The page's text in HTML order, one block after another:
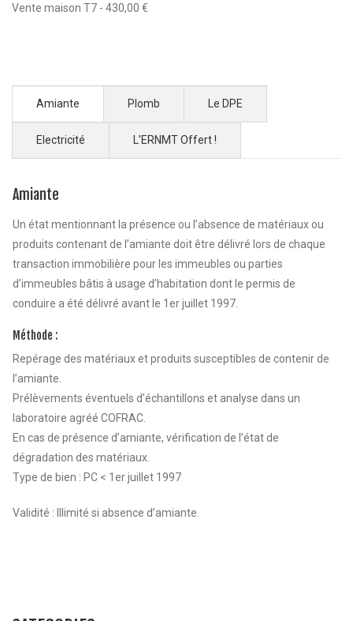
Vente maison T7 - 430,00 €
Amiante Plomb Le DPE
Electricité L'ERNMT Offert !
Amiante
Un état mentionnant la présence ou l’absence de matériaux ou
produits contenant de l’amiante doit être délivré lors de chaque
transaction immobilière pour les immeubles ou parties
d’immeubles bâtis à usage d’habitation dont le permis de
conduire a été délivré avant le 1er juillet 1997.
Méthode :
Repérage des matériaux et produits susceptibles de contenir de
l’amiante.
Prélèvements éventuels d’échantillons et analyse dans un
laboratoire agréé COFRAC.
En cas de présence d’amiante, vérification de l’état de
dégradation des matériaux.
Type de bien : PC < 1er juillet 1997
Validité : Illimité si absence d’amiante.